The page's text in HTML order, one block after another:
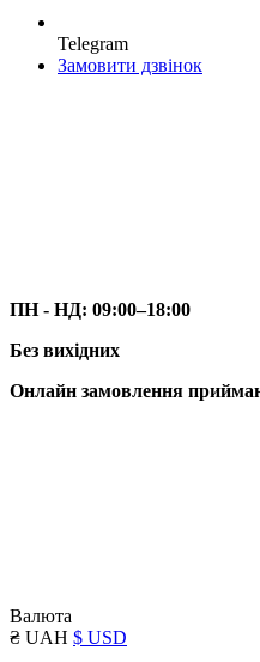
Telegram
Замовити дзвінок
ПН - НД: 09:00–18:00
Без вихідних
Онлайн замовлення
Валюта
₴ UAH $ USD